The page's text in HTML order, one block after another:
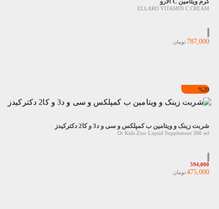
ELLARO VITAMIN C CREAM
787,000 تومان
%20
شربت زینک و ویتامین ب کمپلکس و سی و د3 و کا2 دکترکیدز
Dr Kids Zinc Liquid Supplement 300 ml
594,000
475,000تومان